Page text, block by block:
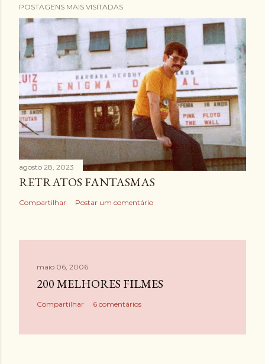
POSTAGENS MAIS VISITADAS
agosto 28, 2023
RETRATOS FANTASMAS
Compartilhar Postar um comentário
maio 06, 2006
200 MELHORES FILMES
Compartilhar 6 comentários